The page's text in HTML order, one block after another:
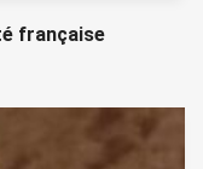
française